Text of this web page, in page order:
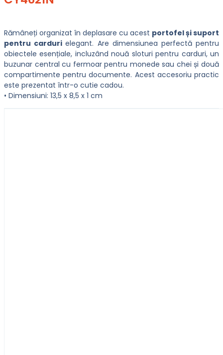
Rămâneți organizat în deplasare cu acest portofel și suport
pentru cardurielegant. Are dimensiunea perfectă pentru
obiectele esențiale, incluzând nouă sloturi pentru carduri, un
buzunar central cu fermoar pentru monede sau chei și două
compartimente pentru documente. Acest accesoriu practic
este prezentat într-o cutie cadou.
• Dimensiuni: 13,5 x 8,5 x 1 cm